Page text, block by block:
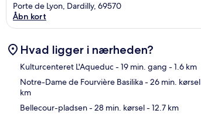
Porte de Lyon, Dardilly, 69570
Åbn kort
Hvad ligger i nærheden?
Kulturcenteret L'Aqueduc- 19 min. gang - 1.6 km
Notre-Dame de Fourvière Basilika- 26 min. kørsel
km
Bellecour-pladsen- 28 min. kørsel- 12.7 km